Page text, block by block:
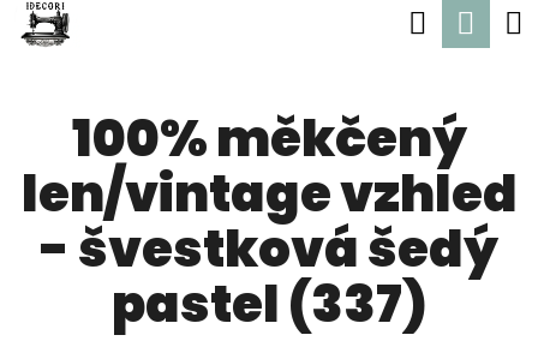
Přejít
Hledat
100% měkčený
len/vintage vzhled
- švestková šedý
pastel (337)
O
O